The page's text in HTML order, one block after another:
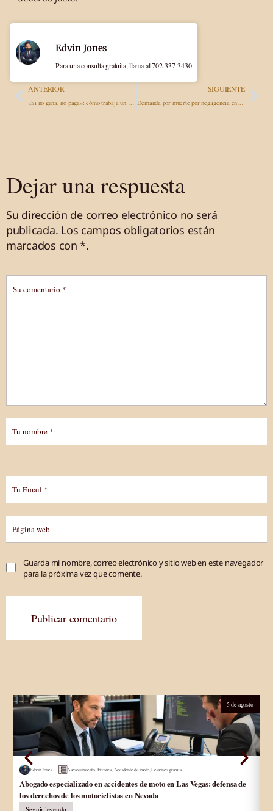
ANTERIOR SIGUIENTE
Edvin Jones
Para una consulta gratuita, llama al 702-337-3430
Dejar una respuesta
Su dirección de correo electrónico no será
publicada. Los campos obligatorios están
marcados con *.
Guarda mi nombre, correo electrónico y sitio web en este navegador
para la próxima vez que comente.
Publicar comentario
5 de agosto
Edvin Jones Asesoramiento, Errores, Accidente de moto,Lesiones graves
Abogado especializado en accidentes de moto en Las Vegas: defensa de
los derechos de los motociclistas en Nevada
Seguir leyendo